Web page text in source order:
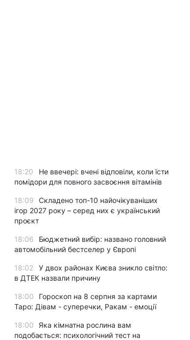
18:20
Не ввечері: вчені відповіли, коли їсти
помідори для повного засвоєння вітамінів
18:09
Складено топ-10 найочікуваніших
ігор 2027 року – серед них є український
проєкт
18:06
Бюджетний вибір: названо головний
автомобільний бестселер у Європі
18:02
У двох районах Києва зникло світло:
в ДТЕК назвали причину
18:00
Гороскоп на 8 серпня за картами
Таро: Дівам - суперечки, Ракам - емоції
18:00
Яка кімнатна рослина вам
подобається: психологічний тест на